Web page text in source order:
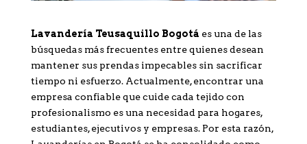
Lavandería Teusaquillo Bogotá es una de las
búsquedas más frecuentes entre quienes desean
mantener sus prendas impecables sin sacrificar
tiempo ni esfuerzo. Actualmente, encontrar una
empresa confiable que cuide cada tejido con
profesionalismo es una necesidad para hogares,
estudiantes, ejecutivos y empresas. Por esta razón,